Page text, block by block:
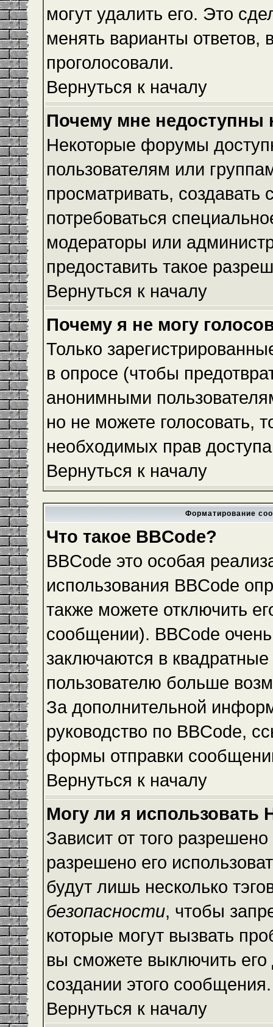
могут удалить его. Это
менять варианты ответов,
проголосовали.
Вернуться к началу
Почему мне
Некоторые форумы
пользователям или
просматривать,
потребоваться
модераторы или
предоставить такое
Вернуться к началу
Почему я не могу
Только
в опросе (чтобы
анонимными
но не можете голосовать,
необходимых прав
Вернуться к началу
Форматирование
Что такое BBCode?
BBCode это особая
использования BBCode
также можете отключить
сообщении). BBCode
заключаются в
пользователю больше
За дополнительной
руководство по BBCode,
формы отправки
Вернуться к началу
Могу ли я использовать
Зависит от того
разрешено его
будут лишь несколько
безопасности, чтобы
которые могут вызвать
вы сможете выключить
создании этого сообщения.
Вернуться к началу